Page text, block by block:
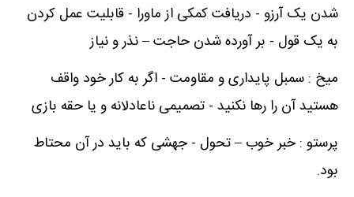
شدن یک آرزو - دریافت کمکی از ماورا - قابلیت عمل کردن
به یک قول - بر آورده شدن حاجت – نذر و نیاز
میخ : سمبل پایداری و مقاومت - اگر به کار خود واقف
هستید آن را رها نکنید - تصمیمی ناعادلانه و یا حقه بازی
پرستو : خبر خوب – تحول - جهشی که باید در آن محتاط
بود.